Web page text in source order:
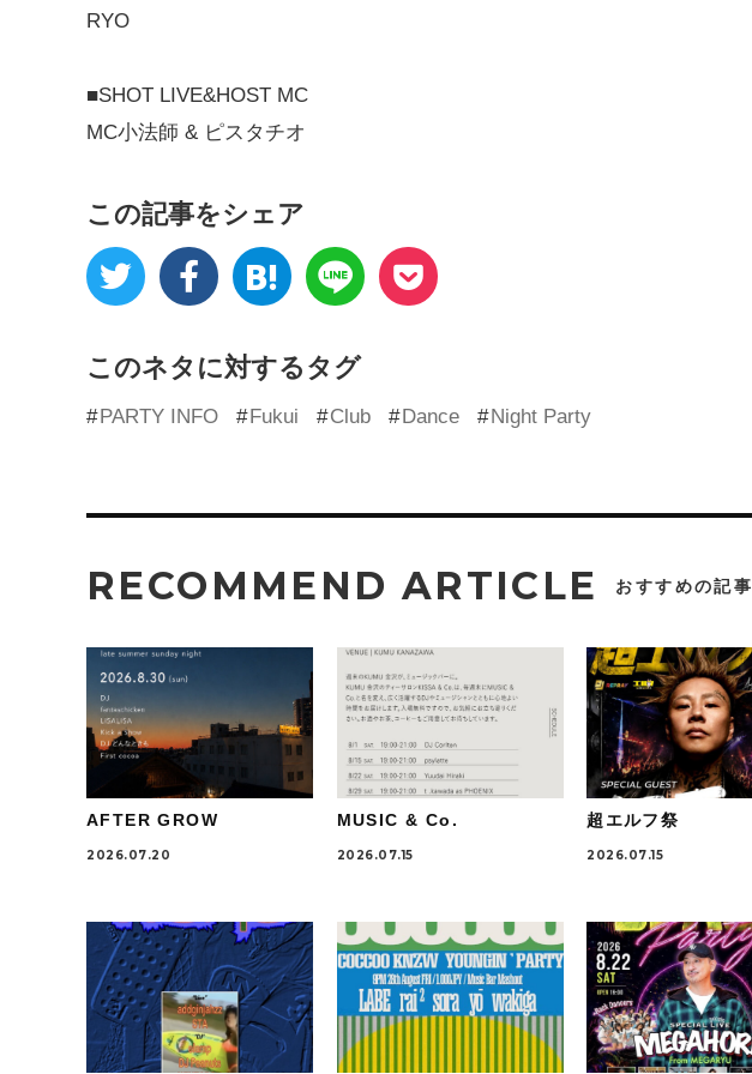
RYO
■SHOT LIVE&HOST MC
MC小法師 & ピスタチオ
この記事をシェア
このネタに対するタグ
PARTY INFO Fukui Club Dance Night Party
RECOMMEND ARTICLE おすすめの記事
AFTER GROW
2026.07.20
MUSIC & Co.
2026.07.15
超エルフ祭
2026.07.15